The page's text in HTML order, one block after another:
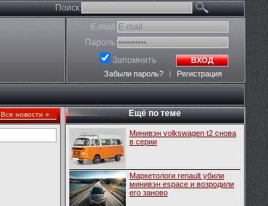
Поиск:
E-mail:
Пароль:
Запомнить
ВХОД
Забыли пароль?
| Регистрация
Все новости » Ещё по теме
Минивэн volkswagen t2 снова
в серии
Маркетологи renault убили
минивэн espace и возродили
его заново